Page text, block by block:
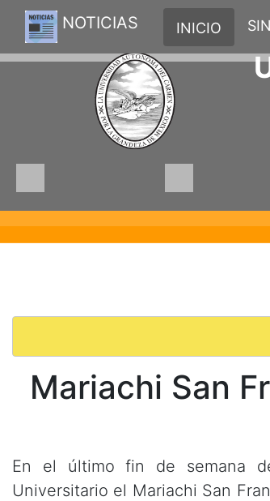
NOTICIAS INICIO
Mariachi San
En el último fin de semana
Universitario el Mariachi San